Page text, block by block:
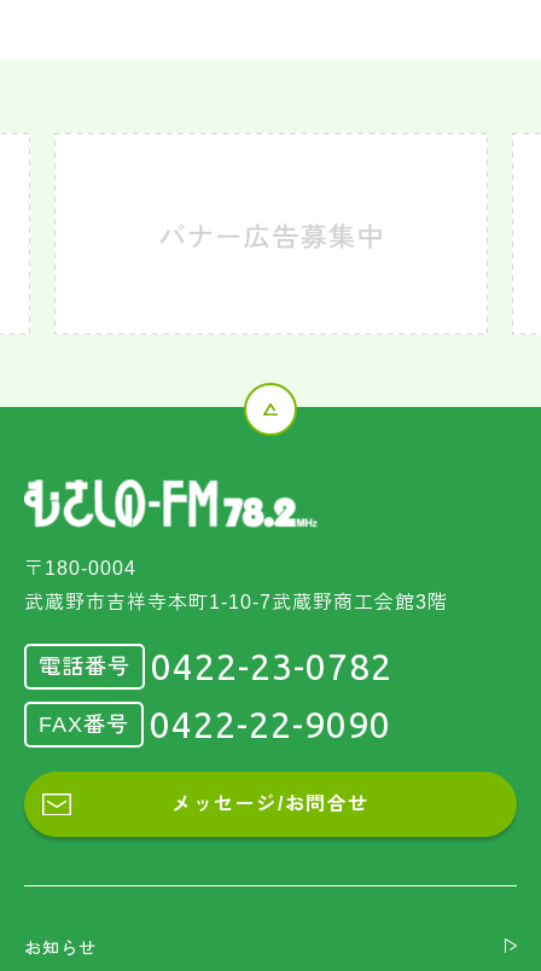
〒180-0004
武蔵野市吉祥寺本町1-10-7武蔵野商工会館3階
電話番号 0422-23-0782
FAX番号 0422-22-9090
メッセージ/お問合せ
お知らせ